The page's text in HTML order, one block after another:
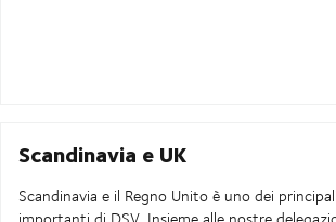
Scandinavia e UK
Scandinavia e il Regno Unito è uno dei